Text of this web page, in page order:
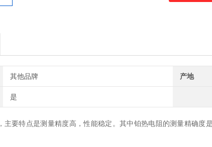
其他品牌 产地
是
，主要特点是测量精度高，性能稳定。其中铂热电阻的测量精确